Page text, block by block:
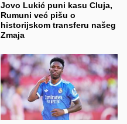
Jovo Lukić puni kasu Cluja,
Rumuni već pišu o
historijskom transferu našeg
Zmaja